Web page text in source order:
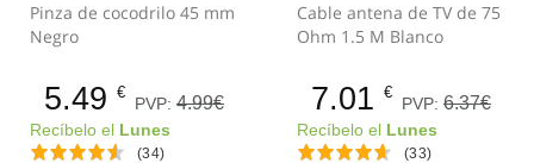
Pinza de cocodrilo 45 mm
Negro
5.49 €
PVP: 4.99€
Recíbelo el Lunes
(34)
Cable antena de TV de 75
Ohm 1.5 M Blanco
7.01 €
PVP: 6.37€
Recíbelo el Lunes
(33)